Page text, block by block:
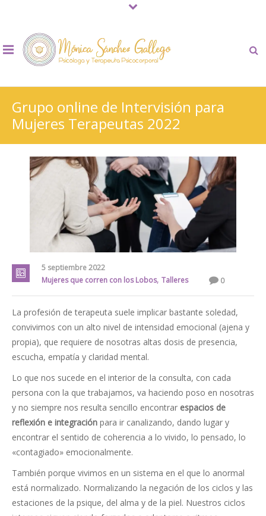
Grupo online de Intervisión para
Mujeres Terapeutas 2022
5 septiembre 2022
Mujeres que corren con los Lobos, Talleres 0
La profesión de terapeuta suele implicar bastante soledad,
convivimos con un alto nivel de intensidad emocional (ajena y
propia), que requiere de nosotras altas dosis de presencia,
escucha, empatía y claridad mental.
Lo que nos sucede en el interior de la consulta, con cada
persona con la que trabajamos, va haciendo poso en nosotras
y no siempre nos resulta sencillo encontrar espacios de
reflexión e integración para ir canalizando, dando lugar y
encontrar el sentido de coherencia a lo vivido, lo pensado, lo
«contagiado» emocionalmente.
También porque vivimos en un sistema en el que lo anormal
está normalizado. Normalizando la negación de los ciclos y las
estaciones de la psique, del alma y de la piel. Nuestros ciclos